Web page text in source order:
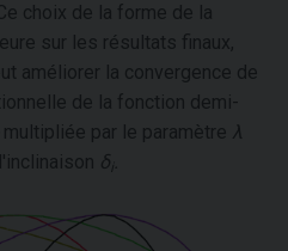
choix de la forme de la
sur les résultats finaux,
améliorer la convergence de
de la fonction demi-
multipliée par le paramètre λ
δi